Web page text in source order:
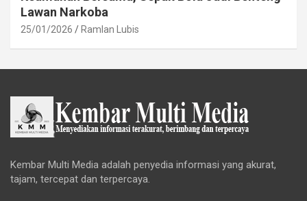
Lawan Narkoba
25/01/2026 Ramlan Lubis
Kembar Multi Media adalah penyedia informasi yang akurat,
tajam, tercepat dan terpercaya.